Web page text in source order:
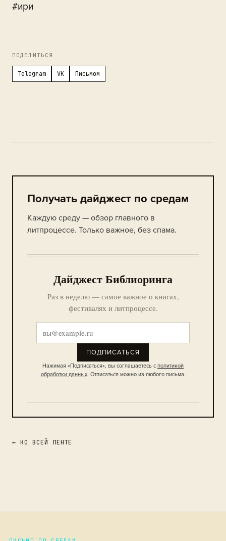
#ири
ПОДЕЛИТЬСЯ
Telegram VK Письмом
Получать дайджест по средам
Каждую среду — обзор главного в
литпроцессе. Только важное, без спама.
Дайджест Библиоринга
Раз в неделю — самое важное о книгах,
фестивалях и литпроцессе.
ПОДПИСАТЬСЯ
Нажимая «Подписаться», вы соглашаетесь с политикой
обработки данных. Отписаться можно из любого письма.
← КО ВСЕЙ ЛЕНТЕ